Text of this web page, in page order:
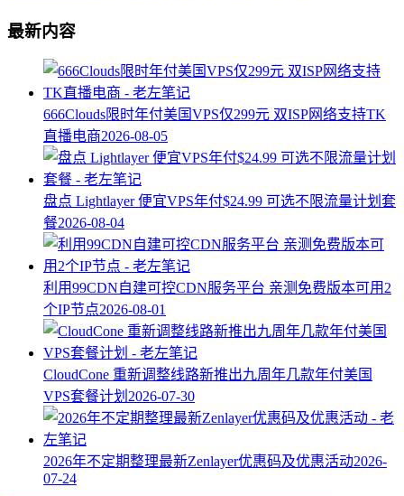
最新内容
666Clouds限时年付美国VPS仅299元 双ISP网络支持TK
直播电商2026-08-05
盘点 Lightlayer 便宜VPS年付$24.99 可选不限流量计划套
餐2026-08-04
利用99CDN自建可控CDN服务平台 亲测免费版本可用2
个IP节点2026-08-01
CloudCone 重新调整线路新推出九周年几款年付美国
VPS套餐计划 2026-07-30
2026年不定期整理最新Zenlayer优惠码及优惠活动2026-
07-24